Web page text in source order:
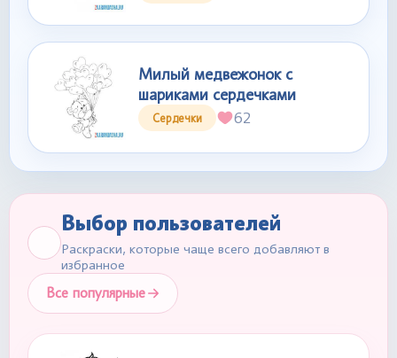
Милый медвежонок с
шариками сердечками
Сердечки 62
Выбор пользователей
Раскраски, которые чаще всего добавляют в
избранное
Все популярные